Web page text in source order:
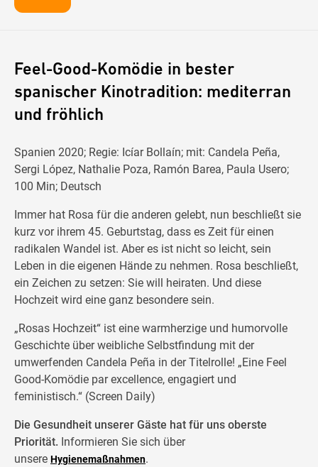
Feel-Good-Komödie in bester
spanischer Kinotradition: mediterran
und fröhlich
Spanien 2020; Regie: Icíar Bollaín; mit: Candela Peña,
Sergi López, Nathalie Poza, Ramón Barea, Paula Usero;
100 Min; Deutsch
Immer hat Rosa für die anderen gelebt, nun beschließt sie
kurz vor ihrem 45. Geburtstag, dass es Zeit für einen
radikalen Wandel ist. Aber es ist nicht so leicht, sein
Leben in die eigenen Hände zu nehmen. Rosa beschließt,
ein Zeichen zu setzen: Sie will heiraten. Und diese
Hochzeit wird eine ganz besondere sein.
„Rosas Hochzeit“ ist eine warmherzige und humorvolle
Geschichte über weibliche Selbstfindung mit der
umwerfenden Candela Peña in der Titelrolle! „Eine Feel
Good-Komödie par excellence, engagiert und
feministisch.“ (Screen Daily)
Die Gesundheit unserer Gäste hat für uns oberste
Priorität. Informieren Sie sich über
unsere Hygienemaßnahmen.